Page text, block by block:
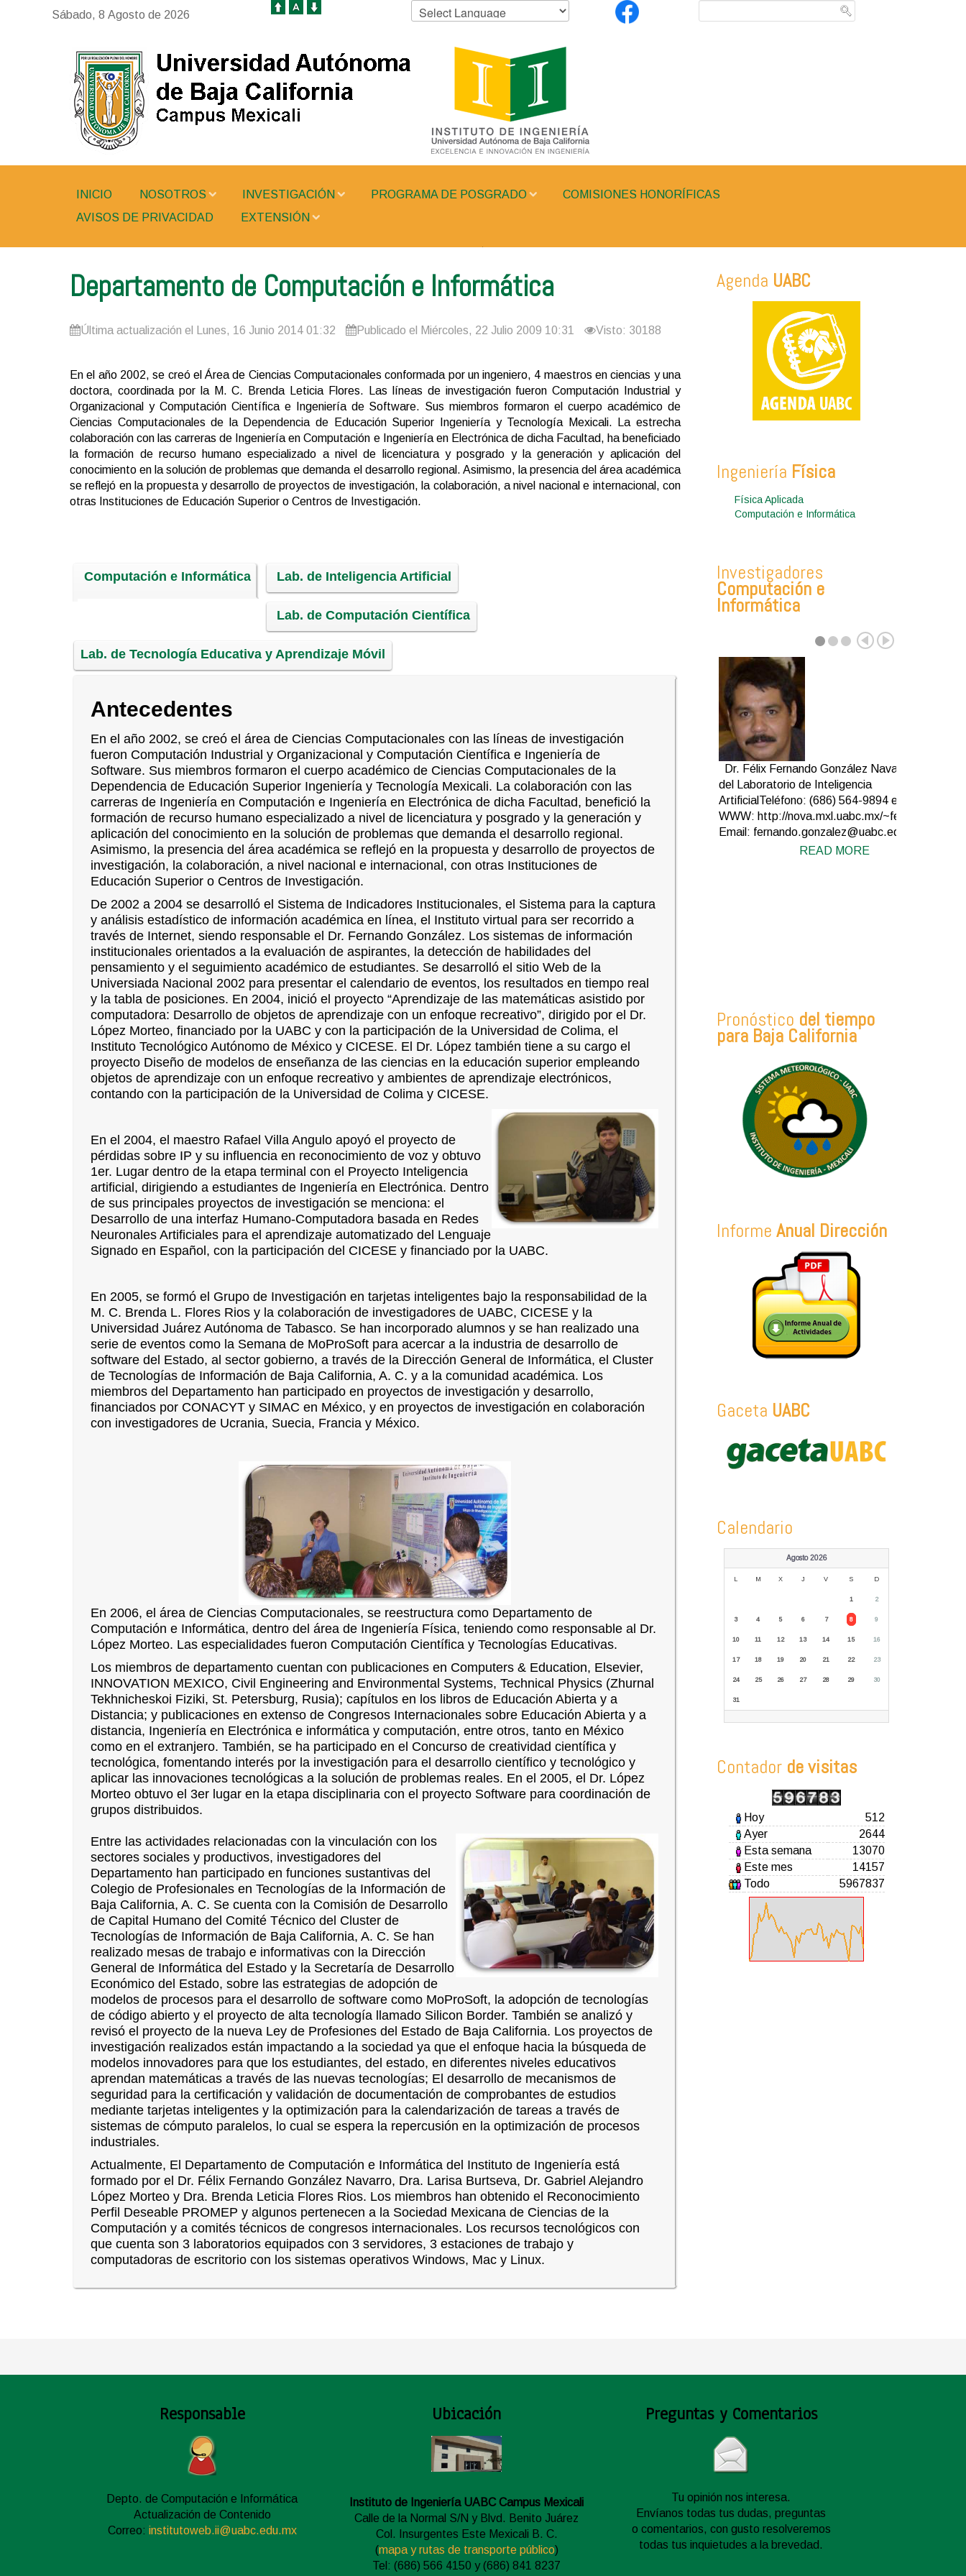
Sábado, 8 Agosto de 2026
INICIO NOSOTROS INVESTIGACIÓN PROGRAMA DE POSGRADO
COMISIONES HONORÍFICAS
AVISOS DE PRIVACIDAD
EXTENSIÓN
Departamento de Computación e Informática
Última actualización el Lunes, 16 Junio 2014 01:32 Publicado el Miércoles, 22 Julio 2009 10:31 Visto: 30188
En el año 2002, se creó el Área de Ciencias Computacionales conformada por un ingeniero, 4 maestros en ciencias y una
doctora, coordinada por la M. C. Brenda Leticia Flores. Las líneas de investigación fueron Computación Industrial y
Organizacional y Computación Científica e Ingeniería de Software. Sus miembros formaron el cuerpo académico de
Ciencias Computacionales de la Dependencia de Educación Superior Ingeniería y Tecnología Mexicali. La estrecha
colaboración con las carreras de Ingeniería en Computación e Ingeniería en Electrónica de dicha Facultad, ha beneficiado
la formación de recurso humano especializado a nivel de licenciatura y posgrado y la generación y aplicación del
conocimiento en la solución de problemas que demanda el desarrollo regional. Asimismo, la presencia del área académica
se reflejó en la propuesta y desarrollo de proyectos de investigación, la colaboración, a nivel nacional e internacional, con
otras Instituciones de Educación Superior o Centros de Investigación.
Computación e Informática Lab. de Inteligencia Artificial
Lab. de Computación Científica
Lab. de Tecnología Educativa y Aprendizaje Móvil
Antecedentes
En el año 2002, se creó el área de Ciencias Computacionales con las líneas de investigación
fueron Computación Industrial y Organizacional y Computación Científica e Ingeniería de
Software. Sus miembros formaron el cuerpo académico de Ciencias Computacionales de la
Dependencia de Educación Superior Ingeniería y Tecnología Mexicali. La colaboración con las
carreras de Ingeniería en Computación e Ingeniería en Electrónica de dicha Facultad, benefició la
formación de recurso humano especializado a nivel de licenciatura y posgrado y la generación y
aplicación del conocimiento en la solución de problemas que demanda el desarrollo regional.
Asimismo, la presencia del área académica se reflejó en la propuesta y desarrollo de proyectos de
investigación, la colaboración, a nivel nacional e internacional, con otras Instituciones de
Educación Superior o Centros de Investigación.
De 2002 a 2004 se desarrolló el Sistema de Indicadores Institucionales, el Sistema para la captura
y análisis estadístico de información académica en línea, el Instituto virtual para ser recorrido a
través de Internet, siendo responsable el Dr. Fernando González. Los sistemas de información
institucionales orientados a la evaluación de aspirantes, la detección de habilidades del
pensamiento y el seguimiento académico de estudiantes. Se desarrolló el sitio Web de la
Universiada Nacional 2002 para presentar el calendario de eventos, los resultados en tiempo real
y la tabla de posiciones. En 2004, inició el proyecto “Aprendizaje de las matemáticas asistido por
computadora: Desarrollo de objetos de aprendizaje con un enfoque recreativo”, dirigido por el Dr.
López Morteo, financiado por la UABC y con la participación de la Universidad de Colima, el
Instituto Tecnológico Autónomo de México y CICESE. El Dr. López también tiene a su cargo el
proyecto Diseño de modelos de enseñanza de las ciencias en la educación superior empleando
objetos de aprendizaje con un enfoque recreativo y ambientes de aprendizaje electrónicos,
contando con la participación de la Universidad de Colima y CICESE.
En el 2004, el maestro Rafael Villa Anguloapoyó el proyecto de
pérdidas sobre IP y su influencia en reconocimiento de voz y obtuvo
1er. Lugar dentro de la etapa terminal con el Proyecto Inteligencia
artificial, dirigiendo a estudiantes de Ingeniería en Electrónica. Dentro
de sus principales proyectos de investigación se menciona: el
Desarrollo de una interfaz Humano-Computadora basada en Redes
Neuronales Artificiales para el aprendizaje automatizado del Lenguaje
Signado en Español, con la participación del CICESE y financiado por la UABC.
En 2005, se formó el Grupo de Investigación en tarjetas inteligentes bajo la responsabilidad de la
M. C. Brenda L. Flores Rios y la colaboración de investigadores de UABC, CICESE y la
Universidad Juárez Autónoma de Tabasco. Se han incorporado alumnos y se han realizado una
serie de eventos como la Semana de MoProSoft para acercar a la industria de desarrollo de
software del Estado, al sector gobierno, a través de la Dirección General de Informática, el Cluster
de Tecnologías de Información de Baja California, A. C. y a la comunidad académica. Los
miembros del Departamento han participado en proyectos de investigación y desarrollo,
financiados por CONACYT y SIMAC en México, y en proyectos de investigación en colaboración
con investigadores de Ucrania, Suecia, Francia y México.
En 2006, el área de Ciencias Computacionales, se reestructura como Departamento de
Computación e Informática, dentro del área de Ingeniería Física, teniendo como responsable al Dr.
López Morteo. Las especialidades fueron Computación Científica y Tecnologías Educativas.
Los miembros de departamento cuentan con publicaciones en Computers & Education, Elsevier,
INNOVATION MEXICO, Civil Engineering and Environmental Systems, Technical Physics (Zhurnal
Tekhnicheskoi Fiziki, St. Petersburg, Rusia); capítulos en los libros de Educación Abierta y a
Distancia; y publicaciones en extenso de Congresos Internacionales sobre Educación Abierta y a
distancia, Ingeniería en Electrónica e informática y computación, entre otros, tanto en México
como en el extranjero. También, se ha participado en el Concurso de creatividad científica y
tecnológica, fomentando interés por la investigación para el desarrollo científico y tecnológico y
aplicar las innovaciones tecnológicas a la solución de problemas reales. En el 2005, el Dr. López
Morteo obtuvo el 3er lugar en la etapa disciplinaria con el proyecto Software para coordinación de
grupos distribuidos.
Entre las actividades relacionadas con la vinculación con los
sectores sociales y productivos, investigadores del
Departamento han participado en funciones sustantivas del
Colegio de Profesionales en Tecnologías de la Información de
Baja California, A. C. Se cuenta con la Comisión de Desarrollo
de Capital Humano del Comité Técnico del Cluster de
Tecnologías de Información de Baja California, A. C. Se han
realizado mesas de trabajo e informativas con la Dirección
General de Informática del Estado y la Secretaría de Desarrollo
Económico del Estado, sobre las estrategias de adopción de
modelos de procesos para el desarrollo de software como MoProSoft, la adopción de tecnologías
de código abierto y el proyecto de alta tecnología llamado Silicon Border. También se analizó y
revisó el proyecto de la nueva Ley de Profesiones del Estado de Baja California. Los proyectos de
investigación realizados están impactando a la sociedad ya que el enfoque hacia la búsqueda de
modelos innovadores para que los estudiantes, del estado, en diferentes niveles educativos
aprendan matemáticas a través de las nuevas tecnologías; El desarrollo de mecanismos de
seguridad para la certificación y validación de documentación de comprobantes de estudios
mediante tarjetas inteligentes y la optimización para la calendarización de tareas a través de
sistemas de cómputo paralelos, lo cual se espera la repercusión en la optimización de procesos
industriales.
Actualmente, El Departamento de Computación e Informática del Instituto de Ingeniería está
formado por el Dr. Félix Fernando González Navarro, Dra. Larisa Burtseva, Dr. Gabriel Alejandro
López Morteo y Dra. Brenda Leticia Flores Rios. Los miembros han obtenido el Reconocimiento
Perfil Deseable PROMEP y algunos pertenecen a la Sociedad Mexicana de Ciencias de la
Computación y a comités técnicos de congresos internacionales. Los recursos tecnológicos con
que cuenta son 3 laboratorios equipados con 3 servidores, 3 estaciones de trabajo y
computadoras de escritorio con los sistemas operativos Windows, Mac y Linux.
Agenda UABC
Ingeniería Física
Física Aplicada
Computación e Informática
Investigadores
Computación e
Informática
Dr. Félix Fernando González Navarro Jefe
del Laboratorio de Inteligencia
ArtificialTeléfono: (686) 564-9894 ext 154
WWW: http://nova.mxl.uabc.mx/~fernando/
Email: fernando.gonzalez@uabc.edu.mx
READ MORE
Pronóstico del tiempo
para Baja California
Informe Anual Dirección
Gaceta UABC
Calendario
Agosto 2026
L M X J V S D
1 2
3 4 5 6 7 8 9
10 11 12 13 14 15 16
17 18 19 20 21 22 23
24 25 26 27 28 29 30
31
Contador de visitas
Hoy
512
Ayer
2644
Esta semana
13070
Este mes
14157
Todo
5967837
Responsable
Depto. de Computación e Informática
Actualización de Contenido
Correo: institutoweb.ii@uabc.edu.mx
Ubicación
Instituto de Ingeniería UABC Campus Mexicali
Calle de la Normal S/N y Blvd. Benito Juárez
Col. Insurgentes Este Mexicali B. C.
(mapa y rutas de transporte público)
Tel: (686) 566 4150 y (686) 841 8237
Preguntas y Comentarios
Tu opinión nos interesa.
Envíanos todas tus dudas, preguntas
o comentarios, con gusto resolveremos
todas tus inquietudes a la brevedad.